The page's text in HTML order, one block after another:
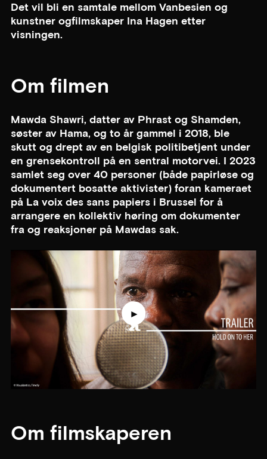
Det vil bli en samtale mellom Vanbesien og
kunstner ogfilmskaper Ina Hagen etter
visningen.
Om filmen
Mawda Shawri, datter av Phrast og Shamden,
søster av Hama, og to år gammel i 2018, ble
skutt og drept av en belgisk politibetjent under
en grensekontroll på en sentral motorvei. I 2023
samlet seg over 40 personer (både papirløse og
dokumentert bosatte aktivister) foran kameraet
på La voix des sans papiers i Brussel for å
arrangere en kollektiv høring om dokumenter
fra og reaksjoner på Mawdas sak.
Om filmskaperen